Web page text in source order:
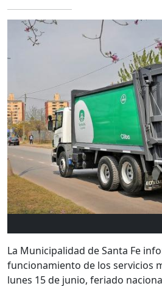
La Municipalidad de Santa Fe
funcionamiento de los servicios
lunes 15 de junio, feriado